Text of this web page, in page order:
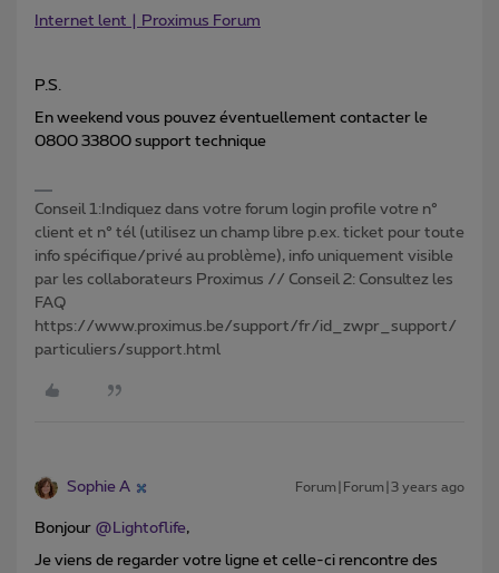
Internet lent | Proximus Forum
P.S.
En weekend vous pouvez éventuellement contacter le
0800 33800 support technique
Conseil 1:Indiquez dans votre forum login profile votre n°
client et n° tél (utilisez un champ libre p.ex. ticket pour toute
info spécifique/privé au problème), info uniquement visible
par les collaborateurs Proximus // Conseil 2: Consultez les
FAQ
https://www.proximus.be/support/fr/id_zwpr_support/
particuliers/support.html
Sophie A Forum|Forum|3 years ago
Bonjour @Lightoflife,
Je viens de regarder votre ligne et celle-ci rencontre des